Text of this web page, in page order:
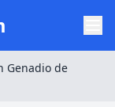
Genadio de